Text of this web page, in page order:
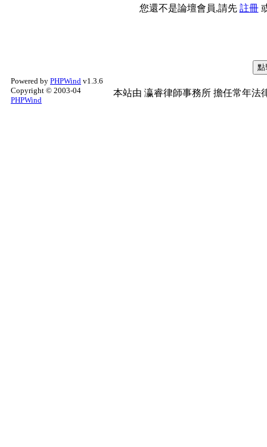
您還不是論壇會員,請先 註冊
Powered by PHPWind v1.3.6
Copyright © 2003-04
PHPWind
本站由 瀛睿律師事務所 擔任常年法